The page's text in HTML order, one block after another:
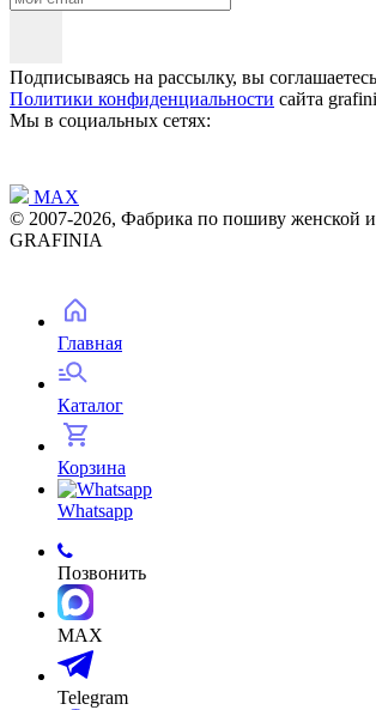
Подписываясь на рассылку, вы
Политики конфиденциальности сайта
Мы в социальных сетях:
MAX
© 2007-2026, Фабрика по пошиву женской
GRAFINIA
Главная
Каталог
Корзина
Whatsapp
Позвонить
MAX
Telegram